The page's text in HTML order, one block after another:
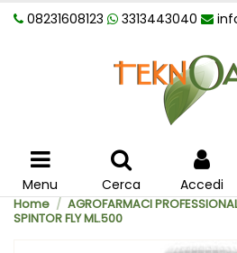
08231608123 3313443040
Menu Cerca Accedi
Home AGROFARMACI
SPINTOR FLY ML.500